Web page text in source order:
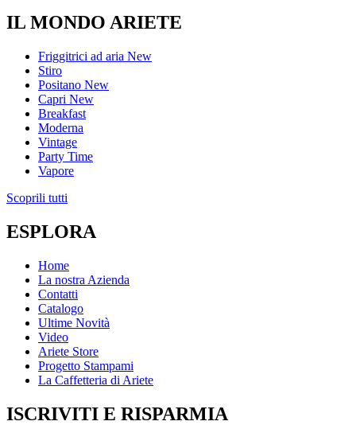
IL MONDO ARIETE
Friggitrici ad aria New
Stiro
Positano New
Capri New
Breakfast
Moderna
Vintage
Party Time
Vapore
Scoprili tutti
ESPLORA
Home
La nostra Azienda
Contatti
Catalogo
Ultime Novità
Video
Ariete Store
Progetto Stampami
La Caffetteria di Ariete
ISCRIVITI E RISPARMIA